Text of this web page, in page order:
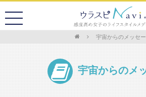
宇宙からのメッセ
宇宙からのメ